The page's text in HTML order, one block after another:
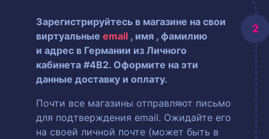
Зарегистрируйтесь в магазине на свои
виртуальные email , имя , фамилию
и адрес в Германии из Личного
кабинета #4B2. Оформите на эти
данные доставку и оплату.
Почти все магазины отправляют письмо
для подтверждения email. Ожидайте его
на своей личной почте (может быть в